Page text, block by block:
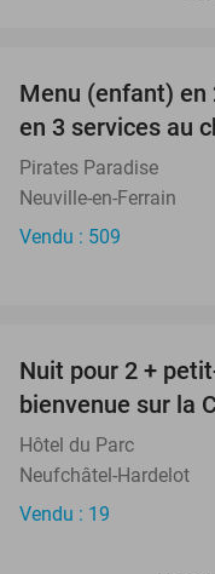
Menu (enfant) en
en 3 services au
Pirates Paradise
Neuville-en-Ferrain
Vendu : 509
Nuit pour 2 +
bienvenue sur la
Hôtel du Parc
Neufchâtel-Hardelot
Vendu : 19